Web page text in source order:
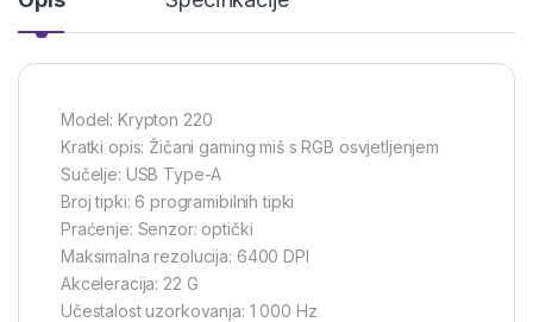
Model: Krypton 220
Kratki opis: Žičani gaming miš s RGB osvjetljenjem
Sučelje: USB Type-A
Broj tipki: 6 programibilnih tipki
Praćenje: Senzor: optički
Maksimalna rezolucija: 6400 DPI
Akceleracija: 22 G
Učestalost uzorkovanja: 1 000 Hz